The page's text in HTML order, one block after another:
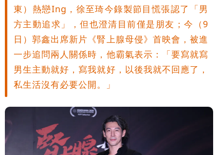
東）熱戀Ing，徐至琦今錄製節目慌張認了「男
方主動追求」，但也澄清目前僅是朋友；今（9
日）郭鑫出席新片《腎上腺母侵》首映會，被進
一步追問兩人關係時，他霸氣表示：「要寫就寫
男生主動就好，寫我就好，以後我就不回應了，
私生活沒有必要公開。」